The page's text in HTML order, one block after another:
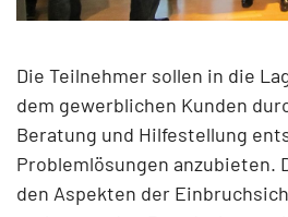
Die Teilnehmer sollen in die
dem gewerblichen Kunden
Beratung und Hilfestellung
Problemlösungen anzubieten.
den Aspekten der